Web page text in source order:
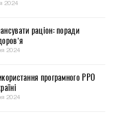
2024
раціон: поради
2024
програмного РРО
2024